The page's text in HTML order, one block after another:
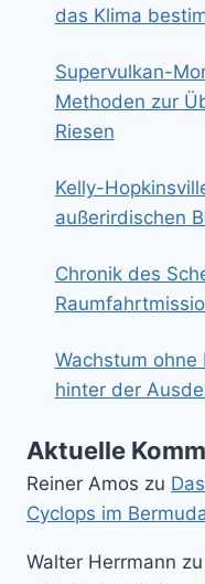
das Klima
Supervulkan-
Methoden zur
Riesen
Kelly-
außerirdischen
Chronik des
Wachstum ohne
hinter der
Aktuelle
Reiner Amos zu
Cyclops im
Walter Herrmann zu